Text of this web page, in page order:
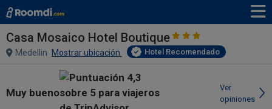
Casa Mosaico Hotel Boutique
Medellin Mostrar ubicación Hotel Recomendado
Muy bueno
Ver
opiniones